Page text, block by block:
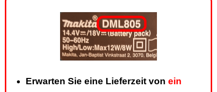
Erwarten Sie eine Lieferzeit von ein